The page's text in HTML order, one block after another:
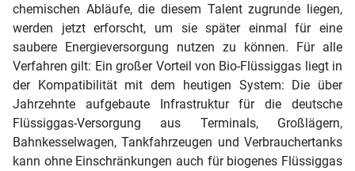
chemischen Abläufe, die diesem Talent zugrunde liegen,
werden jetzt erforscht, um sie später einmal für eine
saubere Energieversorgung nutzen zu können. Für alle
Verfahren gilt: Ein großer Vorteil von Bio-Flüssiggas liegt in
der Kompatibilität mit dem heutigen System: Die über
Jahrzehnte aufgebaute Infrastruktur für die deutsche
Flüssiggas-Versorgung aus Terminals, Großlägern,
Bahnkesselwagen, Tankfahrzeugen und Verbrauchertanks
kann ohne Einschränkungen auch für biogenes Flüssiggas